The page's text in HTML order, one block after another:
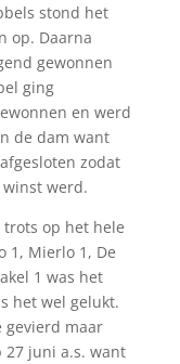
stond het
op. Daarna
gewonnen
ging
en werd
de dam want
zodat
werd.
trots op het hele
1, Mierlo 1, De
1 was het
het wel gelukt.
gevierd maar
27 juni a.s. want